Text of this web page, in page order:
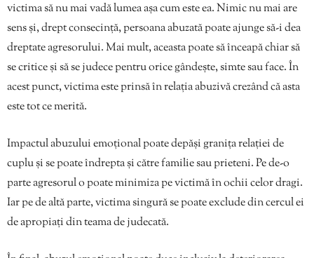
victima să nu mai vadă lumea așa cum este ea. Nimic nu mai are
sens și, drept consecință, persoana abuzată poate ajunge să-i dea
dreptate agresorului. Mai mult, aceasta poate să înceapă chiar să
se critice și să se judece pentru orice gândește, simte sau face. În
acest punct, victima este prinsă în relația abuzivă crezând că asta
este tot ce merită.
Impactul abuzului emoțional poate depăși granița relației de
cuplu și se poate îndrepta și către familie sau prieteni. Pe de-o
parte agresorul o poate minimiza pe victimă în ochii celor dragi.
Iar pe de altă parte, victima singură se poate exclude din cercul ei
de apropiați din teama de judecată.